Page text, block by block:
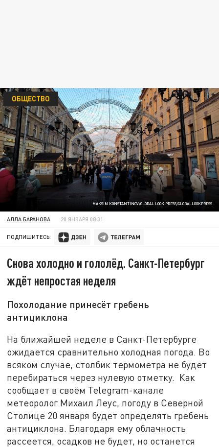
MAKSIM KONSTANTINOV/GLOBAL LOOK PRESS/GLOBALLOOKPRESS
ОБЩЕСТВО
АЛЛА БАРАНОВА 20 ЯНВАРЯ 08:31
ПОДПИШИТЕСЬ:
Снова холодно и гололёд. Санкт-Петербург
ждёт непростая неделя
Похолодание принесёт гребень
антициклона
На ближайшей неделе в Санкт-Петербурге
ожидается сравнительно холодная погода. Во
всяком случае, столбик термометра не будет
перебираться через нулевую отметку. Как
сообщает в своём Telegram-канале
метеоролог Михаил Леус, погоду в Северной
Столице 20 января будет определять гребень
антициклона. Благодаря ему облачность
рассеется, осадков не будет, но останется